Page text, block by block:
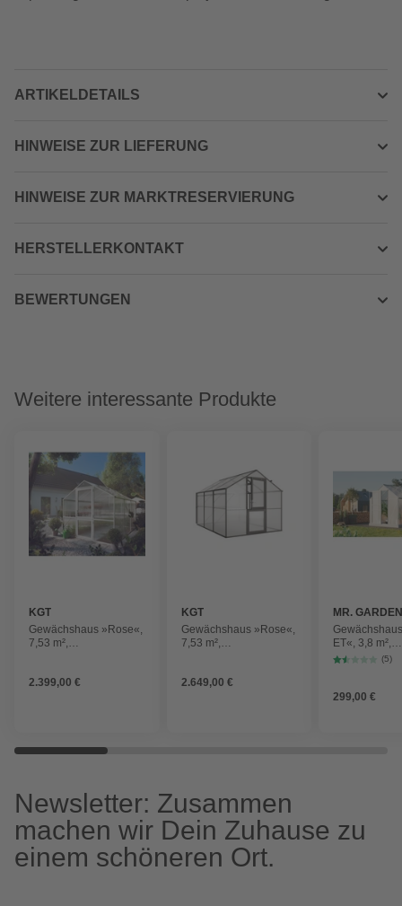
ARTIKELDETAILS
HINWEISE ZUR LIEFERUNG
HINWEISE ZUR MARKTRESERVIERUNG
HERSTELLERKONTAKT
BEWERTUNGEN
Weitere interessante Produkte
KGT
Gewächshaus »Rose«,
7,53 m²,
2.399,00 €
KGT
Gewächshaus »Rose«,
7,53 m²,
2.649,00 €
MR.
ET«, 3,8 m²,
Kunststoff/(5)
299,00 €
Newsletter: Zusammen
machen wir Dein Zuhause zu
einem schöneren Ort.